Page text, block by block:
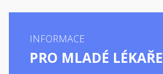
INFORMACE
PRO MLADÉ LÉKAŘE